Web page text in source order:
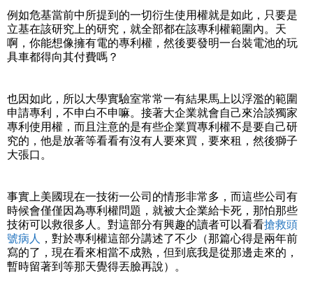
例如危基當前中所提到的一切衍生使用權就是如此，只要是
立基在該研究上的研究，就全部都在該專利權範圍內。天
啊，你能想像擁有電的專利權，然後要發明一台裝電池的玩
具車都得向其付費嗎？
也因如此，所以大學實驗室常常一有結果馬上以浮濫的範圍
申請專利，不申白不申嘛。接著大企業就會自己來洽談獨家
專利使用權，而且注意的是有些企業買專利權不是要自己研
究的，他是放著等看看有沒有人要來買，要來租，然後獅子
大張口。
事實上美國現在一技術一公司的情形非常多，而這些公司有
時候會僅僅因為專利權問題，就被大企業給卡死，那怕那些
技術可以救很多人。對這部分有興趣的讀者可以看看搶救頭
號病人
，對於專利權這部分講述了不少（那篇心得是兩年前
寫的了，現在看來相當不成熟，但到底我是從那邊走來的，
暫時留著到等那天覺得丟臉再說）。